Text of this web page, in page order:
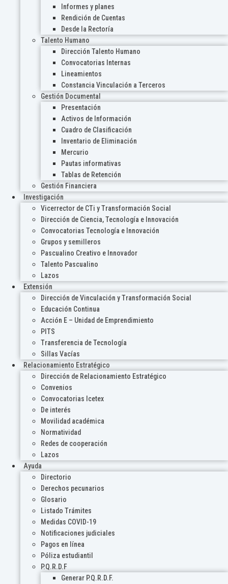
Informes y planes
Rendición de Cuentas
Desde la Rectoría
Talento Humano
Dirección Talento Humano
Convocatorias Internas
Lineamientos
Constancia Vinculación a Terceros
Gestión Documental
Presentación
Activos de Información
Cuadro de Clasificación
Inventario de Eliminación
Mercurio
Pautas informativas
Tablas de Retención
Gestión Financiera
Investigación
Vicerrector de CTi y Transformación Social
Dirección de Ciencia, Tecnología e Innovación
Convocatorias Tecnología e Innovación
Grupos y semilleros
Pascualino Creativo e Innovador
Talento Pascualino
Lazos
Extensión
Dirección de Vinculación y Transformación Social
Educación Continua
Acción E – Unidad de Emprendimiento
PITS
Transferencia de Tecnología
Sillas Vacías
Relacionamiento Estratégico
Dirección de Relacionamiento Estratégico
Convenios
Convocatorias Icetex
De interés
Movilidad académica
Normatividad
Redes de cooperación
Lazos
Ayuda
Directorio
Derechos pecunarios
Glosario
Listado Trámites
Medidas COVID-19
Notificaciones judiciales
Pagos en línea
Póliza estudiantil
P.Q.R.D.F
Generar P.Q.R.D.F.